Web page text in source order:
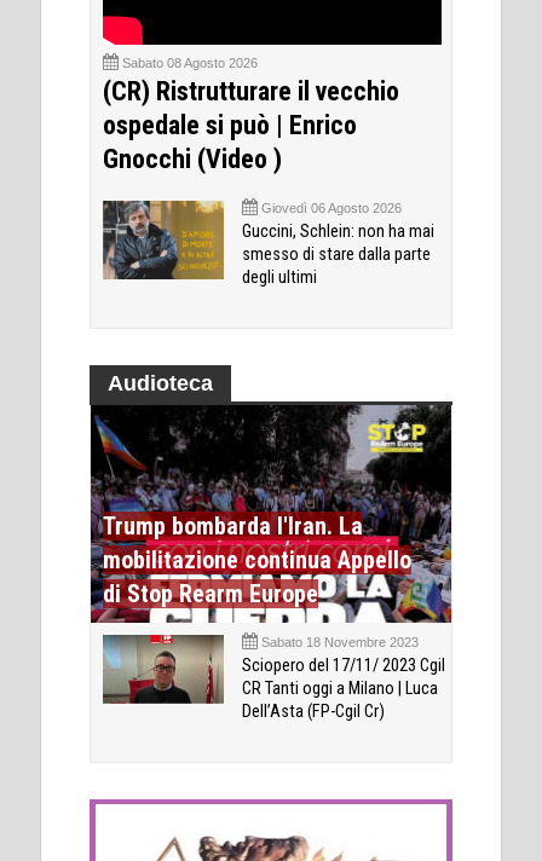
Sabato 08 Agosto 2026
(CR) Ristrutturare il vecchio
ospedale si può | Enrico
Gnocchi (Video )
Giovedì 06 Agosto 2026
Guccini, Schlein: non ha mai
smesso di stare dalla parte
degli ultimi
Audioteca
Trump bombarda l'Iran. La
mobilitazione continua Appello
di Stop Rearm Europe
Sabato 18 Novembre 2023
Sciopero del 17/11/ 2023 Cgil
CR Tanti oggi a Milano | Luca
Dell’Asta (FP-Cgil Cr)